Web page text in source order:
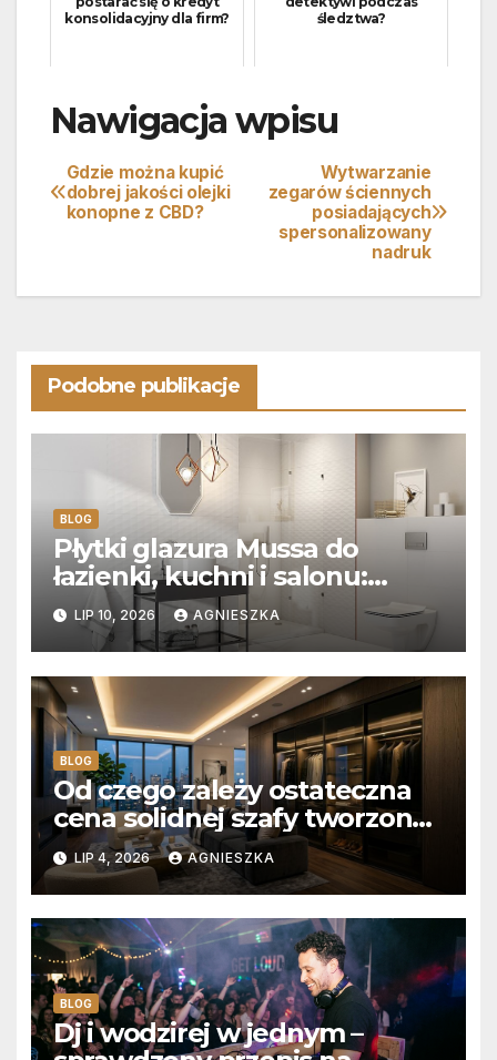
konsolidacyjny dla firm?
śledztwa?
Nawigacja wpisu
Wytwarzanie
zegarów ściennych
posiadających
spersonalizowany
nadruk
Gdzie można kupić
dobrej jakości olejki
konopne z CBD?
Podobne publikacje
BLOG
Płytki glazura Mussa do
łazienki, kuchni i salonu:
Aksamitna faktura, głębia
blasku i uniwersalny styl
LIP 10, 2026 AGNIESZKA
BLOG
Od czego zależy ostateczna
cena solidnej szafy tworzonej
na wymiar?
LIP 4, 2026 AGNIESZKA
BLOG
Dj i wodzirej w jednym –